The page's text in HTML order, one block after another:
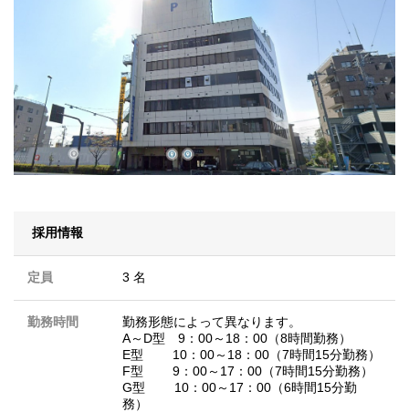
採用情報
定員 3 名
勤務時間
勤務形態によって異なります。
A～D型 9：00～18：00（8時間勤務）
E型 10：00～18：00（7時間15分勤務）
F型 9：00～17：00（7時間15分勤務）
G型 10：00～17：00（6時間15分勤
務）